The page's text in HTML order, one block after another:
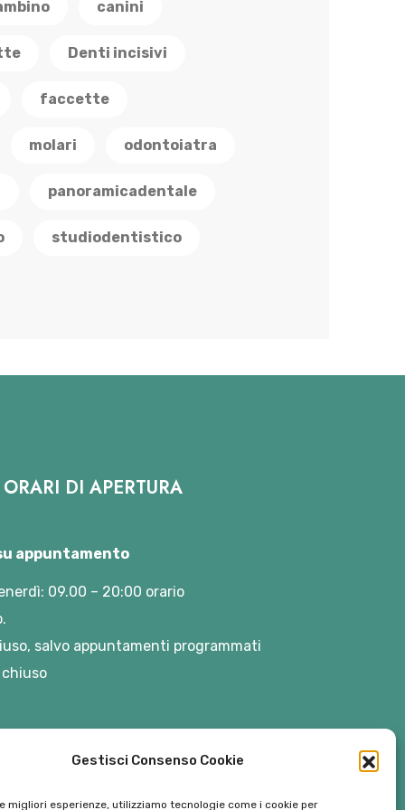
Gestisci Consenso Cookie
migliori esperienze, utilizziamo tecnologie come i cookie per
canini
Denti incisivi
faccette
molari odontoiatra
panoramicadentale
studiodentistico
ORARI DI APERTURA
appuntamento
09.00 – 20:00 orario
salvo appuntamenti programmati